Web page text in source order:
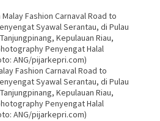
Fashion Carnaval Road to
Syawal Serantau, di Pulau
Kepulauan Riau,
Penyengat Halal
ANG/pijarkepri.com)